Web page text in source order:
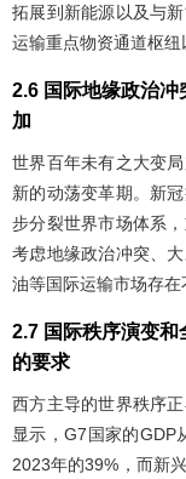
拓展到新能源以及与
运输重点物资通道枢纽
2.6 国际地缘政治
加
世界百年未有之大变
新的动荡变革期。新
步分裂世界市场体系
考虑地缘政治冲突、
油等国际运输市场存在
2.7 国际秩序演变
的要求
西方主导的世界秩序
显示，G7国家的GDP
2023年的39%，而新